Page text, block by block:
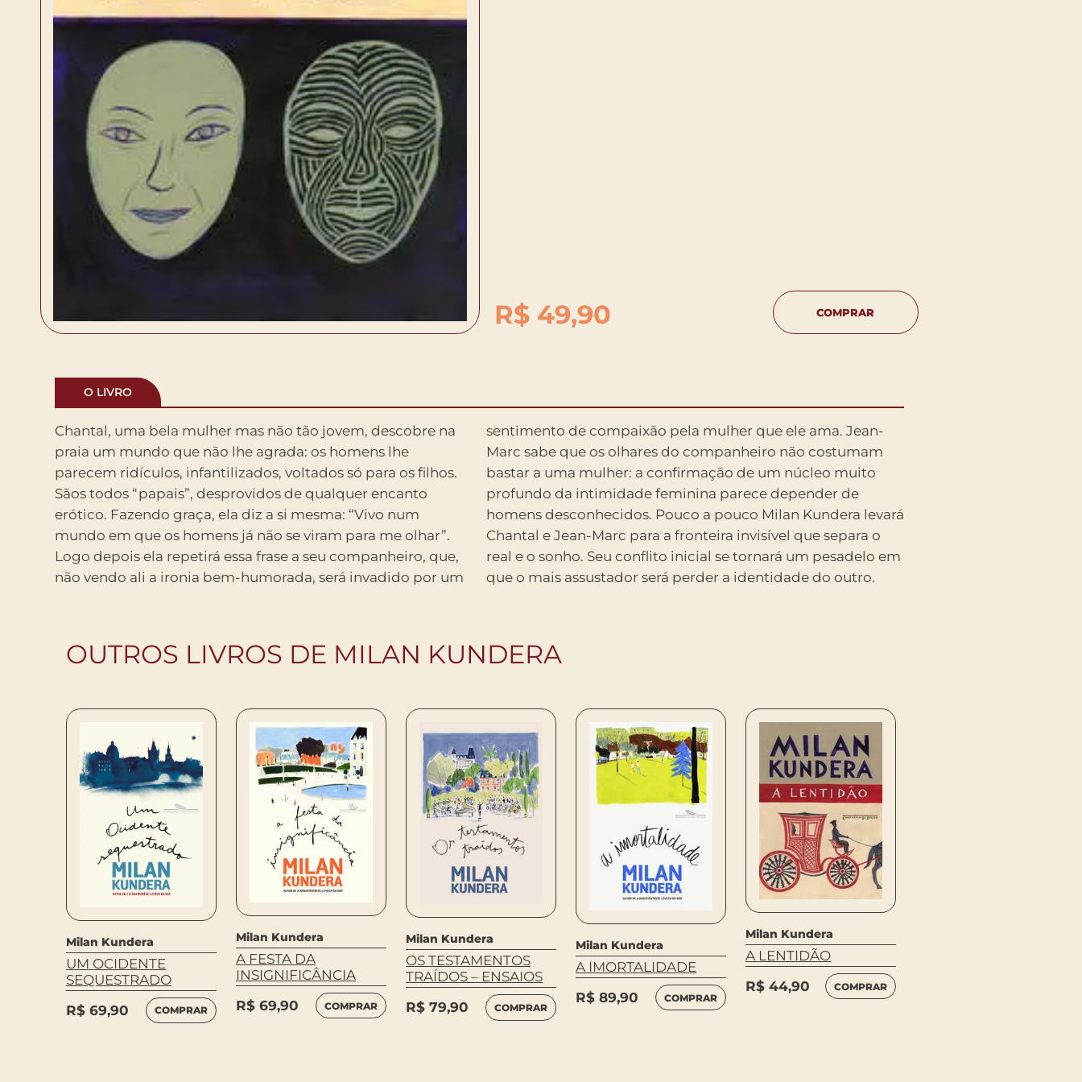
R$49,90 COMPRAR
O LIVRO
Chantal, uma bela mulher mas não tão jovem, descobre na
praia um mundo que não lhe agrada: os homens lhe
parecem ridículos, infantilizados, voltados só para os filhos.
Sãos todos “papais”, desprovidos de qualquer encanto
erótico. Fazendo graça, ela diz a si mesma: “Vivo num
mundo em que os homens já não se viram para me olhar”.
Logo depois ela repetirá essa frase a seu companheiro, que,
não vendo ali a ironia bem-humorada, será invadido por um
sentimento de compaixão pela mulher que ele ama. Jean-
Marc sabe que os olhares do companheiro não costumam
bastar a uma mulher: a confirmação de um núcleo muito
profundo da intimidade feminina parece depender de
homens desconhecidos. Pouco a pouco Milan Kundera levará
Chantal e Jean-Marc para a fronteira invisível que separa o
real e o sonho. Seu conflito inicial se tornará um pesadelo em
que o mais assustador será perder a identidade do outro.
OUTROS LIVROS DE MILAN KUNDERA
Milan Kundera
UM OCIDENTE
SEQUESTRADO
R$ 69,90 COMPRAR
Milan Kundera
A FESTA DA
INSIGNIFICÂNCIA
R$ 69,90 COMPRAR
Milan Kundera
OS TESTAMENTOS
TRAÍDOS – ENSAIOS
R$ 79,90 COMPRAR
Milan Kundera
A IMORTALIDADE
R$ 89,90 COMPRAR
Milan Kundera
A LENTIDÃO
R$ 44,90 COMPRAR